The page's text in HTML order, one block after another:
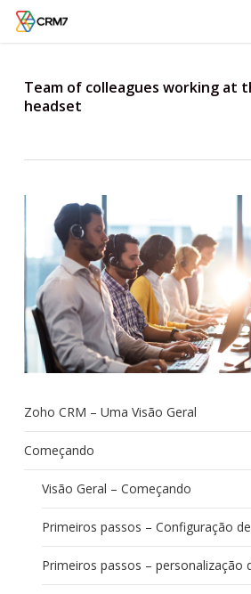
Skip
contentTeam of colleagues working at
headset
Zoho CRM – Uma Visão Geral
Começando
Visão Geral – Começando
Primeiros passos – Configuração
Primeiros passos – personalização